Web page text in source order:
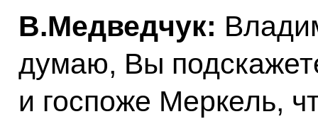
В.Медведчук:
думаю, Вы
и госпоже Меркель,